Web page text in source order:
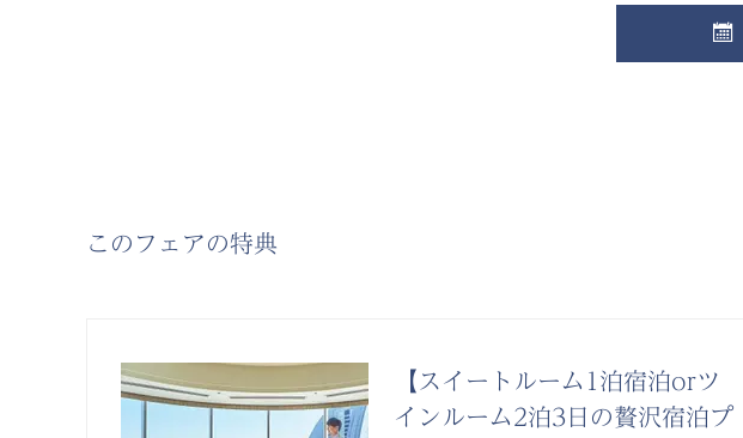
このフェアの特典
【スイートルーム1泊宿泊orツ
インルーム2泊3日の贅沢宿泊プ